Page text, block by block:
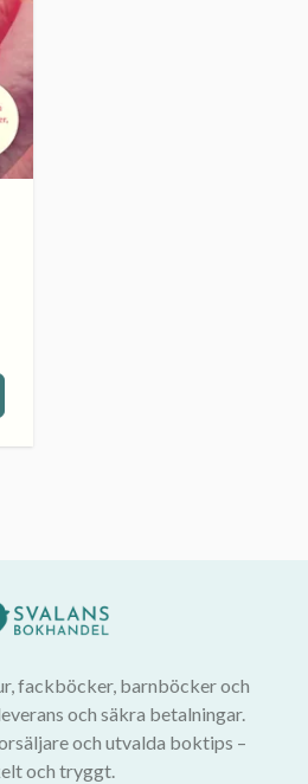
fackböcker, barnböcker och
och säkra betalningar.
och utvalda boktips –
och tryggt.